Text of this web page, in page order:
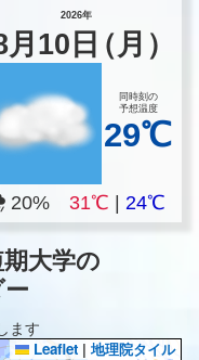
2026年
月 10 日（月）
同時刻の
予想温度
29℃
20%31℃ |24℃
大学の
ます
Leaflet | 地理院タイル